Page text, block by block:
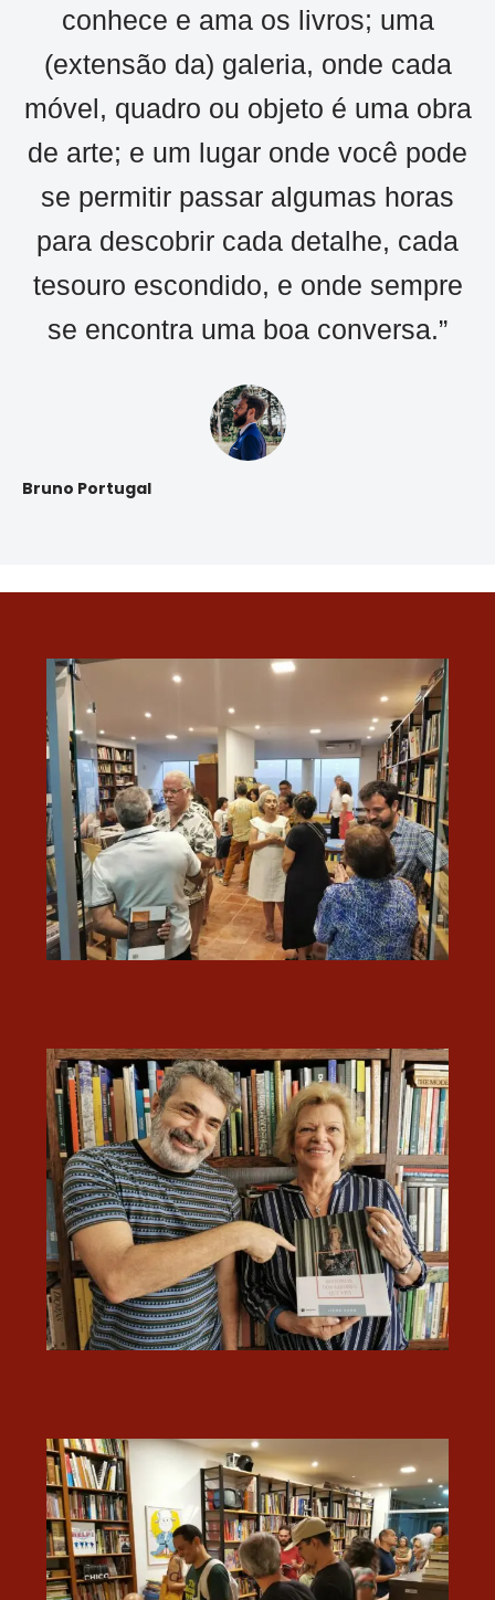
conhece e ama os livros; uma
(extensão da) galeria, onde cada
móvel, quadro ou objeto é uma obra
de arte; e um lugar onde você pode
se permitir passar algumas horas
para descobrir cada detalhe, cada
tesouro escondido, e onde sempre
se encontra uma boa conversa.”
Bruno Portugal